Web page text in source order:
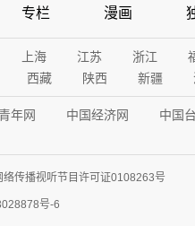
专栏 漫画
上海 江苏 浙江
西藏 陕西 新疆
年网 中国经济网 中国
络传播视听节目许可证0108263号
号-6